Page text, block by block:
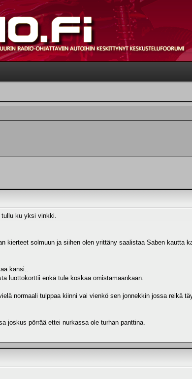
ku yksi vinkki.
kierteet solmuun ja siihen olen yrittäny saalistaa Saben kautta
kansi..
luottokorttii enkä tule koskaa omistamaankaan.
normaali tulppaa kiinni vai vienkö sen jonnekkin jossa reikä
joskus pörrää ettei nurkassa ole turhan panttina.